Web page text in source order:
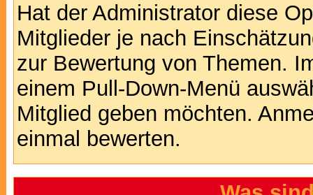
Hat der Administrator diese
Mitglieder je nach
zur Bewertung von Themen.
einem Pull-Down-Menü
Mitglied geben möchten.
einmal bewerten.